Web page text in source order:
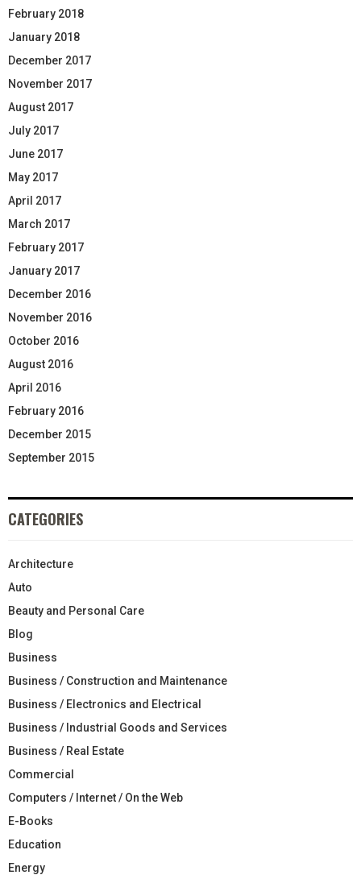
February 2018
January 2018
December 2017
November 2017
August 2017
July 2017
June 2017
May 2017
April 2017
March 2017
February 2017
January 2017
December 2016
November 2016
October 2016
August 2016
April 2016
February 2016
December 2015
September 2015
CATEGORIES
Architecture
Auto
Beauty and Personal Care
Blog
Business
Business / Construction and Maintenance
Business / Electronics and Electrical
Business / Industrial Goods and Services
Business / Real Estate
Commercial
Computers / Internet / On the Web
E-Books
Education
Energy